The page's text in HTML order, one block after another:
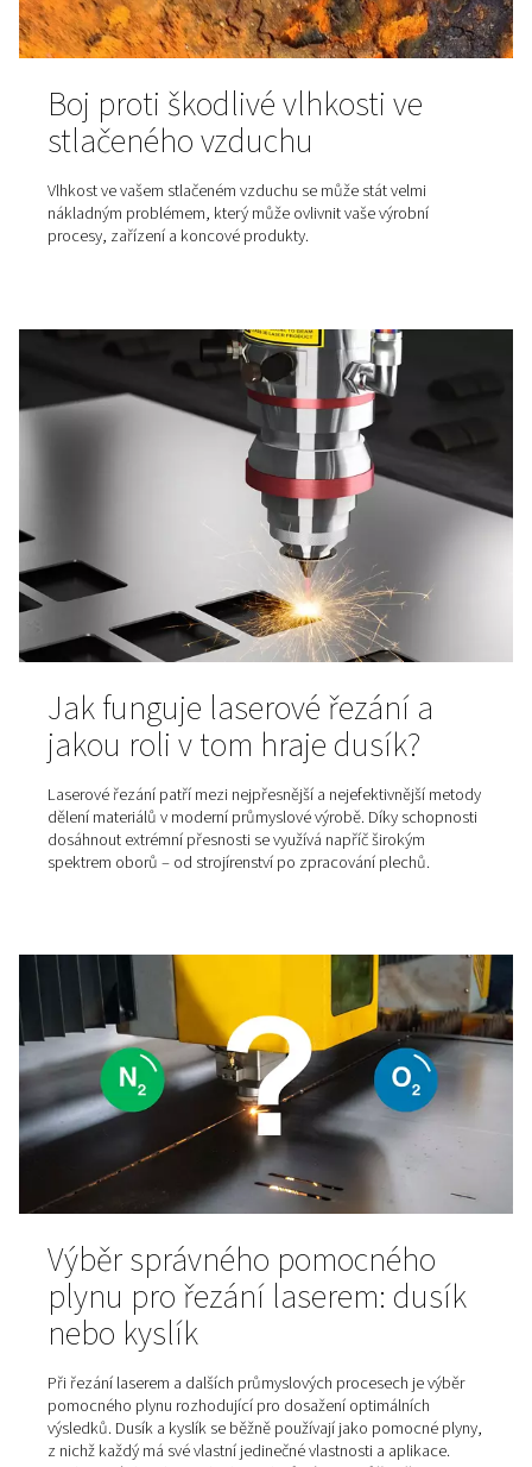
důležitý?
Rosný bod je jedním z nejdůležitějších parametrů při
provozu sušičky stlačeného vzduchu. Pokud chcete
maximální účinnosti a dlouhé životnosti zařízení, je
pochopit rozdíl mezi atmosférickým a tlakovým
Chcete-li ze svého systému dostat to nejlepší, znalost
rosného bodu je nezbytná. Tento článek vám pomůže
porozumět tomu, jak rosný bod ovlivňuje kvalitu
by měl být jedním z hlavních faktorů při rozhodování o
správné sušičky.
Boj proti škodlivé vlhkosti ve
stlačeného vzduchu
Vlhkost ve vašem stlačeném vzduchu se může stát velmi
nákladným problémem, který může ovlivnit vaše
procesy, zařízení a koncové produkty.